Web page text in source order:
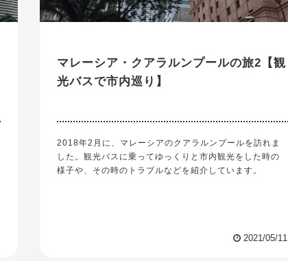
マレーシア・クアラルンプールの旅2【観
光バスで市内巡り】
2018年2月に、マレーシアのクアラルンプールを訪れま
した。観光バスに乗ってゆっくりと市内観光をした時の
様子や、その時のトラブルなどを紹介しています。
2021/05/11